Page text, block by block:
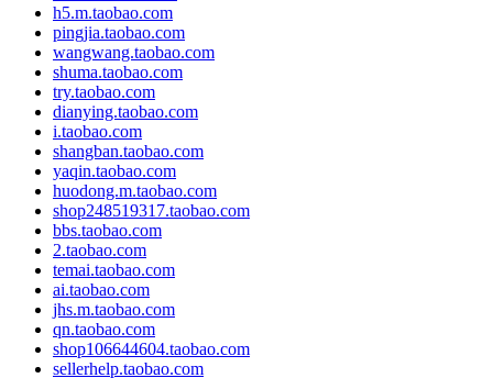
h5.m.taobao.com
pingjia.taobao.com
wangwang.taobao.com
shuma.taobao.com
try.taobao.com
dianying.taobao.com
i.taobao.com
shangban.taobao.com
yaqin.taobao.com
huodong.m.taobao.com
shop248519317.taobao.com
bbs.taobao.com
2.taobao.com
temai.taobao.com
ai.taobao.com
jhs.m.taobao.com
qn.taobao.com
shop106644604.taobao.com
sellerhelp.taobao.com